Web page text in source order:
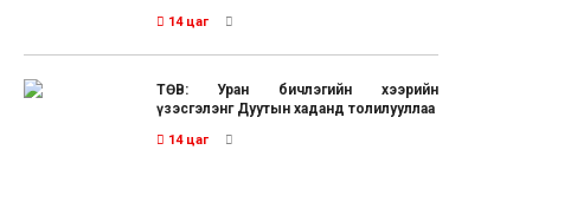
14 цаг
ТӨВ: Уран бичлэгийн хээрийн
үзэсгэлэнг Дуутын хаданд толилууллаа
14 цаг